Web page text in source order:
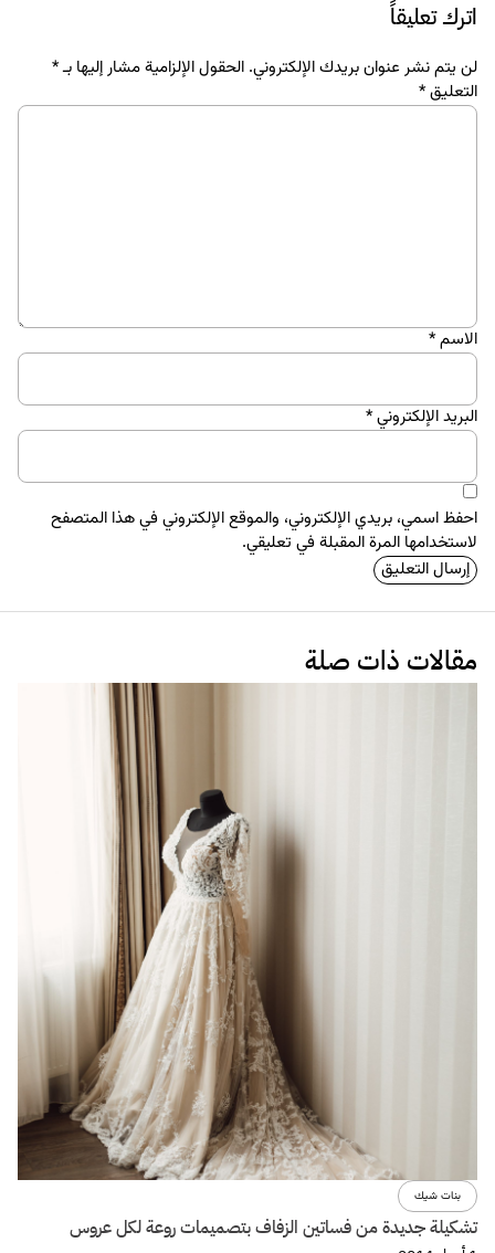
اترك تعليقاً
لن يتم نشر عنوان بريدك الإلكتروني. الحقول الإلزامية مشار إليها بـ*
التعليق*
الاسم*
البريد الإلكتروني*
احفظ اسمي، بريدي الإلكتروني، والموقع الإلكتروني في هذا المتصفح
لاستخدامها المرة المقبلة في تعليقي.
مقالات ذات صلة
بنات شيك
تشكيلة جديدة من فساتين الزفاف بتصميمات روعة لكل عروس